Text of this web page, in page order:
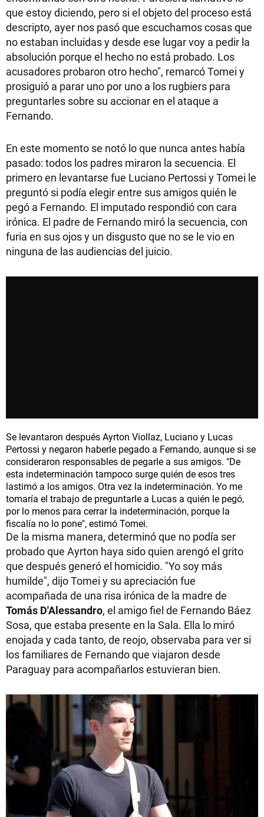
que estoy diciendo, pero si el objeto del proceso está
descripto, ayer nos pasó que escuchamos cosas que
no estaban incluidas y desde ese lugar voy a pedir la
absolución porque el hecho no está probado. Los
acusadores probaron otro hecho", remarcó Tomei y
prosiguió a parar uno por uno a los rugbiers para
preguntarles sobre su accionar en el ataque a
Fernando.
En este momento se notó lo que nunca antes había
pasado: todos los padres miraron la secuencia. El
primero en levantarse fue Luciano Pertossi y Tomei le
preguntó si podía elegir entre sus amigos quién le
pegó a Fernando. El imputado respondió con cara
irónica. El padre de Fernando miró la secuencia, con
furia en sus ojos y un disgusto que no se le vio en
ninguna de las audiencias del juicio.
Se levantaron después Ayrton Viollaz, Luciano y Lucas
Pertossi y negaron haberle pegado a Fernando, aunque si se
consideraron responsables de pegarle a sus amigos. "De
esta indeterminación tampoco surge quién de esos tres
lastimó a los amigos. Otra vez la indeterminación. Yo me
tomaría el trabajo de preguntarle a Lucas a quién le pegó,
por lo menos para cerrar la indeterminación, porque la
fiscalía no lo pone", estimó Tomei.
De la misma manera, determinó que no podía ser
probado que Ayrton haya sido quien arengó el grito
que después generó el homicidio. "Yo soy más
humilde", dijo Tomei y su apreciación fue
acompañada de una risa irónica de la madre de
Tomás D'Alessandro, el amigo fiel de Fernando Báez
Sosa, que estaba presente en la Sala. Ella lo miró
enojada y cada tanto, de reojo, observaba para ver si
los familiares de Fernando que viajaron desde
Paraguay para acompañarlos estuvieran bien.